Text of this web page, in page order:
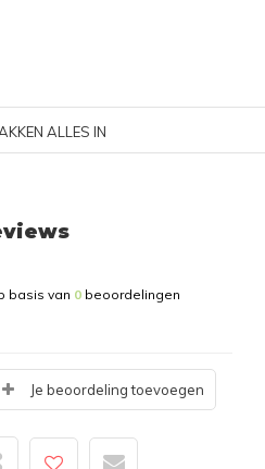
ALLES IN
basis van 0 beoordelingen
Je beoordeling toevoegen